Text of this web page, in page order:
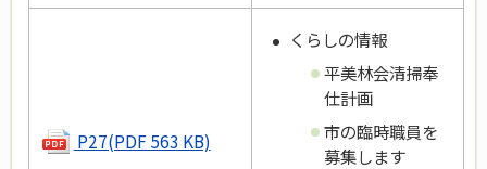
P27(PDF 563 KB)
くらしの情報
平美林会清掃奉
仕計画
市の臨時職員を
募集します